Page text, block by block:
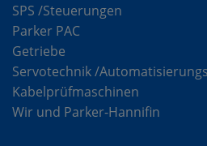
SPS /Steuerungen
Parker PAC
Getriebe
Servotechnik /
Kabelprüfmaschinen
Wir und Parker-Hannifin